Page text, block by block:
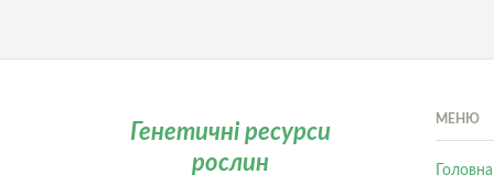
Генетичні ресурси
рослин
МЕНЮ
Головна